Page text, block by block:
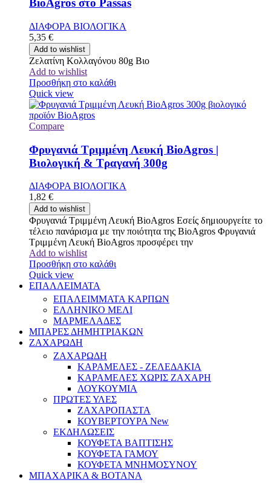
BioAgros στο Passas
ΔΙΑΦΟΡΑ ΒΙΟΛΟΓΙΚΑ
5,35 €
Add to wishlist
Ζελατίνη Κολλαγόνου 80g Βιο
Add to wishlist
Προσθήκη στο καλάθι
Quick view
Compare
Φρυγανιά Τριμμένη Λευκή BioAgros |
Βιολογική & Τραγανή 300g
ΔΙΑΦΟΡΑ ΒΙΟΛΟΓΙΚΑ
1,82 €
Add to wishlist
Φρυγανιά Τριμμένη Λευκή BioAgros Εσείς δημιουργείτε το
τέλειο πανάρισμα με την ποιότητα της BioAgros Φρυγανιά
Τριμμένη Λευκή BioAgros προσφέρει την
Add to wishlist
Προσθήκη στο καλάθι
Quick view
ΕΠΑΛΛΕΙΜΑΤΑ
ΕΠΑΛΕΙΜΜΑΤΑ ΚΑΡΠΩΝ
ΕΛΛΗΝΙΚΟ ΜΕΛΙ
ΜΑΡΜΕΛΑΔΕΣ
ΜΠΑΡΕΣ ΔΗΜΗΤΡΙΑΚΩΝ
ΖΑΧΑΡΩΔΗ
ΖΑΧΑΡΩΔΗ
ΚΑΡΑΜΕΛΕΣ - ΖΕΛΕΔΑΚΙΑ
ΚΑΡΑΜΕΛΕΣ ΧΩΡΙΣ ΖΑΧΑΡΗ
ΛΟΥΚΟΥΜΙΑ
ΠΡΩΤΕΣ ΥΛΕΣ
ΖΑΧΑΡΟΠΑΣΤΑ
ΚΟΥΒΕΡΤΟΥΡΑNew
ΕΚΔΗΛΩΣΕΙΣ
ΚΟΥΦΕΤΑ ΒΑΠΤΙΣΗΣ
ΚΟΥΦΕΤΑ ΓΑΜΟΥ
ΚΟΥΦΕΤΑ ΜΝΗΜΟΣΥΝΟΥ
ΜΠΑΧΑΡΙΚΑ & ΒΟΤΑΝΑ